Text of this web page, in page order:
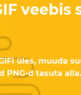
veebis
üles, muuda
PNG-d tasuta alla.